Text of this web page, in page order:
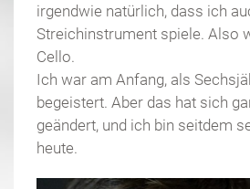
irgendwie natürlich, dass ich
Streichinstrument spiele. Also
Cello.
Ich war am Anfang, als
begeistert. Aber das hat sich
geändert, und ich bin seitdem
heute.